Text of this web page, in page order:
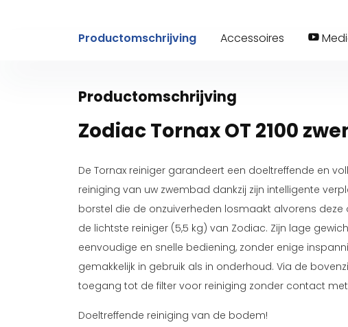
Productomschrijving Accessoires
Productomschrijving
Zodiac Tornax OT 2100
De Tornax reiniger garandeert een doeltreffende en
reiniging van uw zwembad dankzij zijn intelligente
borstel die de onzuiverheden losmaakt alvorens deze
de lichtste reiniger (5,5 kg) van Zodiac. Zijn lage
eenvoudige en snelle bediening, zonder enige
gemakkelijk in gebruik als in onderhoud. Via de
toegang tot de filter voor reiniging zonder contact
Doeltreffende reiniging van de bodem!